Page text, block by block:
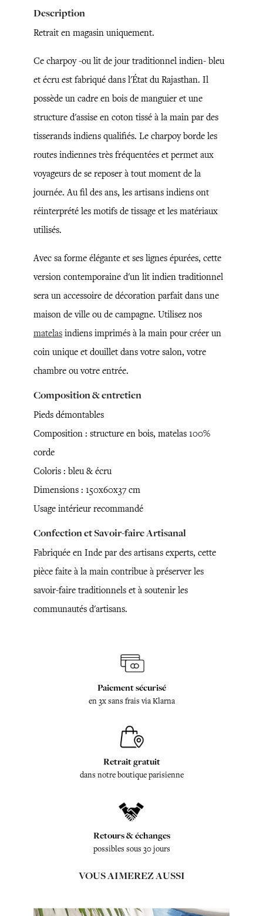
Description
Retrait en magasin uniquement.
Ce charpoy -ou lit de jour traditionnel indien- bleu
et écru est fabriqué dans l'État du Rajasthan. Il
possède un cadre en bois de manguier et une
structure d'assise en coton tissé à la main par des
tisserands indiens qualifiés. Le charpoy borde les
routes indiennes très fréquentées et permet aux
voyageurs de se reposer à tout moment de la
journée. Au fil des ans, les artisans indiens ont
réinterprété les motifs de tissage et les matériaux
utilisés.
Avec sa forme élégante et ses lignes épurées, cette
version contemporaine d'un lit indien traditionnel
sera un accessoire de décoration parfait dans une
maison de ville ou de campagne. Utilisez nos
matelas indiens imprimés à la main pour créer un
coin unique et douillet dans votre salon, votre
chambre ou votre entrée.
Composition & entretien
Pieds démontables
Composition : structure en bois, matelas 100%
corde
Coloris : bleu & écru
Dimensions : 150x60x37 cm
Usage intérieur recommandé
Confection et Savoir-faire Artisanal
Fabriquée en Inde par des artisans experts, cette
pièce faite à la main contribue à préserver les
savoir-faire traditionnels et à soutenir les
communautés d'artisans.
Paiement sécurisé
en 3x sans frais via Klarna
Retrait gratuit
dans notre boutique parisienne
Retours & échanges
possibles sous 30 jours
VOUS AIMEREZ AUSSI